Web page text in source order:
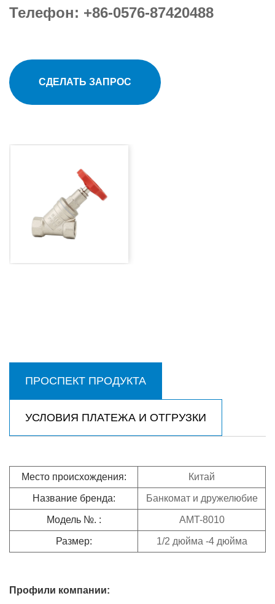
Телефон: +86-0576-87420488
СДЕЛАТЬ ЗАПРОС
ПРОСПЕКТ ПРОДУКТА
УСЛОВИЯ ПЛАТЕЖА И ОТГРУЗКИ
Место происхождения: Китай
Название бренда: Банкомат и дружелюбие
Модель №. : AMT-8010
Размер: 1/2 дюйма -4 дюйма
Профили компании: